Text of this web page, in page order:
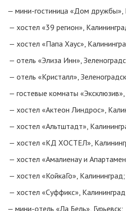
— мини-гостиница «Дом дружбы»,
— хостел «39 регион»,
— хостел «Папа Хаус»,
— отель «Элиза Инн»,
— отель «Кристалл»,
— гостевые комнаты «Эксклюзив»,
— хостел «Актеон Линдрос»,
— хостел «Альтштадт»,
— хостел «КД ХОСТЕЛ»,
— хостел «Амалиенау и
— хостел «КойкаГо», Калининград;
— хостел «Суффикс»,
— мини-отель «Ла Бель», Гурьевск;